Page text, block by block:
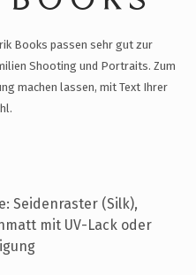
Books passen sehr gut zur
Shooting und Portraits. Zum
machen lassen, mit Text Ihrer
Seidenraster (Silk),
mit UV-Lack oder